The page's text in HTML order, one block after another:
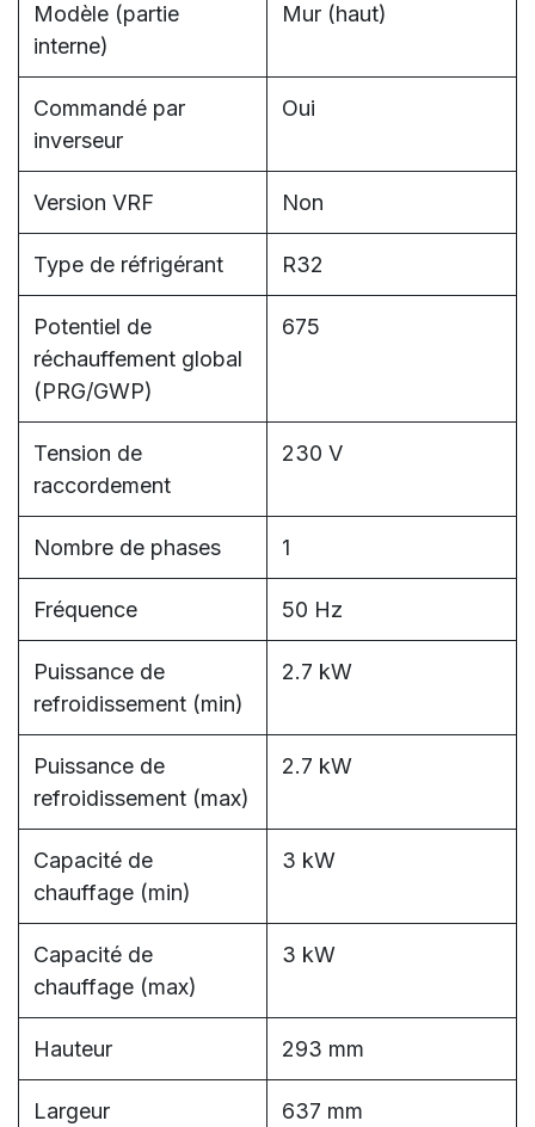
Modèle (partie
interne)
Mur (haut)
Commandé par
inverseur
Oui
Version VRF Non
Type de réfrigérant R32
Potentiel de
réchauffement global
(PRG/GWP)
675
Tension de
raccordement
230 V
Nombre de phases 1
Fréquence 50 Hz
Puissance de
refroidissement (min)
2.7 kW
Puissance de
refroidissement (max)
2.7 kW
Capacité de
chauffage (min)
3 kW
Capacité de
chauffage (max)
3 kW
Hauteur 293 mm
Largeur 637 mm